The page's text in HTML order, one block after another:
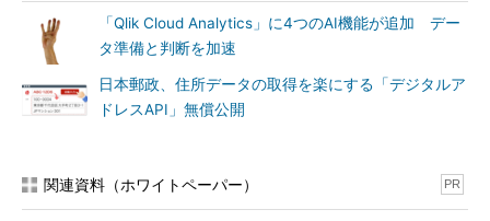
「Qlik Cloud Analytics」に4つのAI機能が追加 デー
タ準備と判断を加速
日本郵政、住所データの取得を楽にする「デジタルア
ドレスAPI」無償公開
関連資料（ホワイトペーパー） PR